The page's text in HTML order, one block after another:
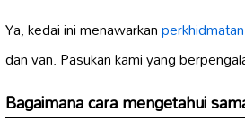
Ya, kedai ini menawarkan
dan van. Pasukan kami yang
Bagaimana cara mengetahui